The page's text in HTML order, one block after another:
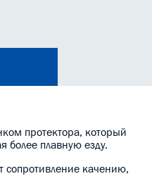
протектора, который
более плавную езду.
сопротивление качению,